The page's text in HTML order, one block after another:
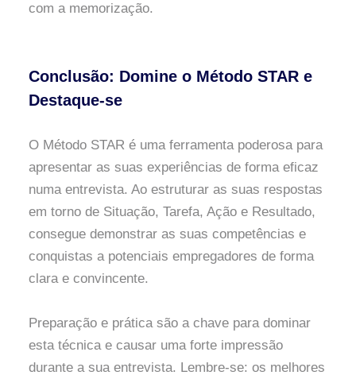
com a memorização.
Conclusão: Domine o Método STAR e
Destaque-se
O Método STAR é uma ferramenta poderosa para
apresentar as suas experiências de forma eficaz
numa entrevista. Ao estruturar as suas respostas
em torno de Situação, Tarefa, Ação e Resultado,
consegue demonstrar as suas competências e
conquistas a potenciais empregadores de forma
clara e convincente.
Preparação e prática são a chave para dominar
esta técnica e causar uma forte impressão
durante a sua entrevista. Lembre-se: os melhores